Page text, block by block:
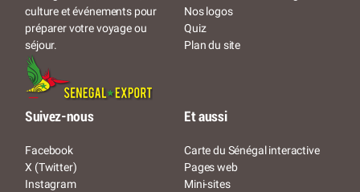
culture et événements pour
préparer votre voyage ou
séjour.
Nos logos
Quiz
Plan du site
Suivez-nous
Facebook
X (Twitter)
Instagram
Et aussi
Carte du Sénégal interactive
Pages web
Mini-sites